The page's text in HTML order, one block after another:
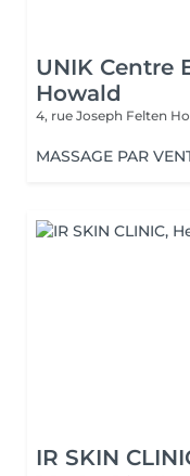
UNIK Centre
Howald
4, rue Joseph Felten
MASSAGE PAR
IR SKIN